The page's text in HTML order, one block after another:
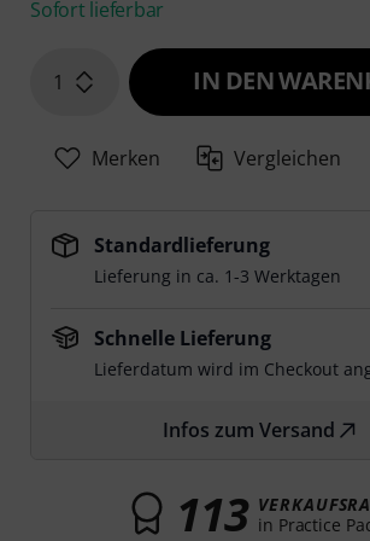
Sofort lieferbar
1 IN DEN
Merken Vergleichen
Standardlieferung
Lieferung in ca. 1-3 Werktagen
Schnelle Lieferung
Lieferdatum wird im Checkout
Infos zum Versand
113 in Practice